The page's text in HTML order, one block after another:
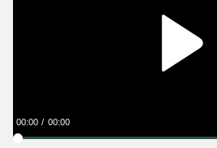
00:00 00:00